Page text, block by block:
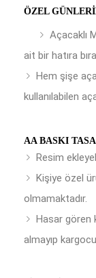
ÖZEL
Açacaklı
ait bir hatıra
Hem şişe
kullanılabilen
AA BASKI
Resim
Kişiye özel
olmamaktadır.
Hasar gören
almayıp